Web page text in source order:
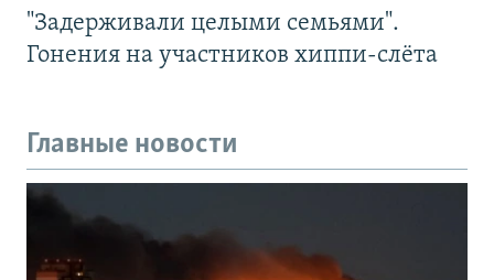
"Задерживали целыми семьями".
Гонения на участников хиппи-слёта
Главные новости